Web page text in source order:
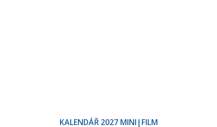
KALENDÁŘ 2027 MINI|FILM